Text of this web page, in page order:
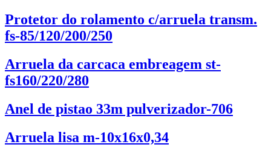
Protetor do rolamento c/arruela transm.
fs-85/120/200/250
Arruela da carcaca embreagem st-
fs160/220/280
Anel de pistao 33m pulverizador-706
Arruela lisa m-10x16x0,34